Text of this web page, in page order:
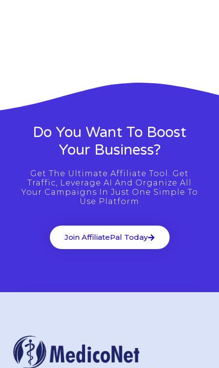
Do You Want To Boost
Your Business?
Get The Ultimate Affiliate Tool. Get
Traffic, Leverage AI And Organize All
Your Campaigns In Just One Simple To
Use Platform
Join AffiliatePal Today